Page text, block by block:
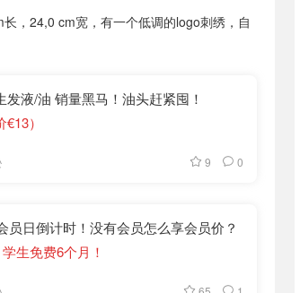
，24,0 cm宽，有一个低调的logo刺绣，自
发液/油 销量黑马！油头赶紧囤！
）
9 0
员日倒计时！没有会员怎么享会员价？
生免费6个月！